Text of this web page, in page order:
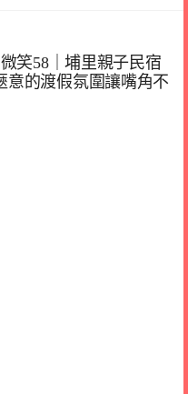
笑58｜埔里親子民宿
意的渡假氛圍讓嘴角不